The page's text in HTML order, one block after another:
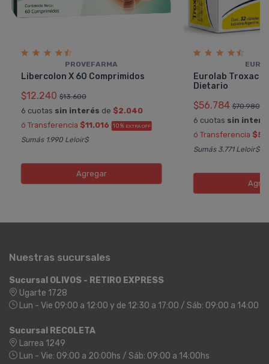
PROVEFARMA
Libercolon X 60 Comprimidos
$12.240 $13.600
6 cuotas sin interés de $2.040
ó Transferencia $11.016 10% EXTRA OFF
Sumás 1.990 Leloir$
Agregar
Eurolab Troxac
Dietario
$56.784 $70.980
6 cuotas sin
ó Transferencia
Sumás 3.771 Leloir$
Nuestras sucursales
Sucursal OLIVOS - RETIRO EXPRESS
Ugarte 1728
Lun - Vie 09:00 a 12:00 y de 12:30 a 17:00 / Sáb: 09:00 a 14:00
Sucursal RECOLETA
Larrea 1249
Lun - Vie: 09:00 a 20:00hs / Sáb: 09:00 a 14:00hs